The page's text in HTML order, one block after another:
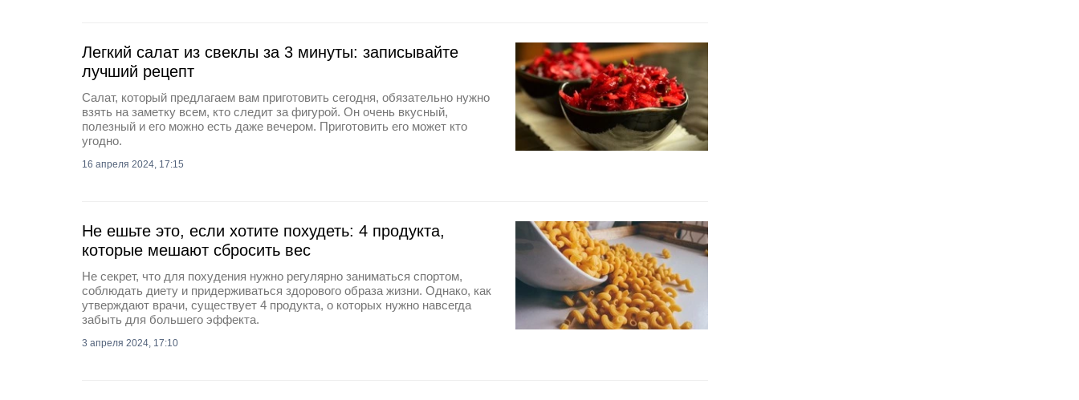
Легкий салат из свеклы за 3 минуты: записывайте
лучший рецепт
Салат, который предлагаем вам приготовить сегодня, обязательно нужно
взять на заметку всем, кто следит за фигурой. Он очень вкусный,
полезный и его можно есть даже вечером. Приготовить его может кто
угодно.
16 апреля 2024, 17:15
Не ешьте это, если хотите похудеть: 4 продукта,
которые мешают сбросить вес
Не секрет, что для похудения нужно регулярно заниматься спортом,
соблюдать диету и придерживаться здорового образа жизни. Однако, как
утверждают врачи, существует 4 продукта, о которых нужно навсегда
забыть для большего эффекта.
3 апреля 2024, 17:10